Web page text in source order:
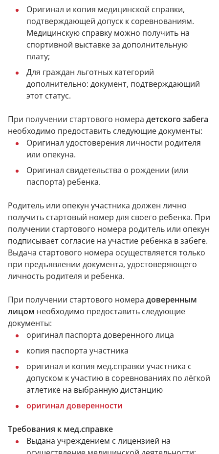
Оригинал и копия медицинской справки,
подтверждающей допуск к соревнованиям.
Медицинскую справку можно получить на
спортивной выставке за дополнительную
плату;
Для граждан льготных категорий
дополнительно: документ, подтверждающий
этот статус.
При получении стартового номера детского забега
необходимо предоставить следующие документы:
Оригинал удостоверения личности родителя
или опекуна.
Оригинал свидетельства о рождении (или
паспорта) ребенка.
Родитель или опекун участника должен лично
получить стартовый номер для своего ребенка. При
получении стартового номера родитель или опекун
подписывает согласие на участие ребенка в забеге.
Выдача стартового номера осуществляется только
при предъявлении документа, удостоверяющего
личность родителя и ребенка.
При получении стартового номера доверенным
лицом необходимо предоставить следующие
документы:
оригинал паспорта доверенного лица
копия паспорта участника
оригинал и копия мед.справки участника с
допуском к участию в соревнованиях по лёгкой
атлетике на выбранную дистанцию
оригинал доверенности
Требования к мед.справке
Выдана учреждением с лицензией на